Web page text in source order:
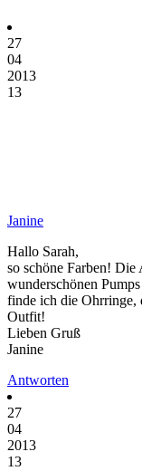
27
04
2013
13
Janine
Hallo Sarah,
so schöne Farben! Die
wunderschönen
finde ich die Ohrringe,
Outfit!
Lieben Gruß
Janine
Antworten
27
04
2013
13